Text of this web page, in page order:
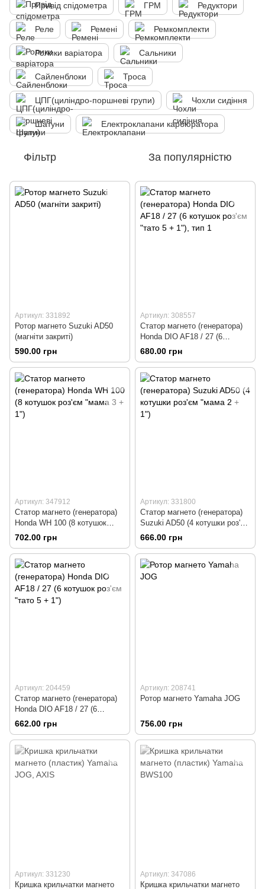
Привід спідометра ГРМ Редуктори
Реле Ремені Ремкомплекти
Ролики варіатора Сальники
Сайленблоки Троса
ЦПГ(циліндро-поршневі групи) Чохли сидіння
Шатуни Електроклапани карбюратора
Фільтр За популярністю
Артикул: 331892
Ротор магнето Suzuki AD50
(магніти закриті)
590.00 грн
Артикул: 308557
Статор магнето (генератора)
Honda DIO AF18 / 27 (6
котушок роз'єм "тато 5 + 1"),
680.00 грн
Артикул: 347912
Статор магнето (генератора)
Honda WH 100 (8 котушок
роз'єм "мама 3 + 1")
702.00 грн
Артикул: 331800
Статор магнето (генератора)
Suzuki AD50 (4 котушки роз'єм
"мама 2 + 1")
666.00 грн
Артикул: 204459
Статор магнето (генератора)
Honda DIO AF18 / 27 (6
котушок роз'єм "тато 5 + 1")
662.00 грн
Артикул: 208741
Ротор магнето Yamaha JOG
756.00 грн
Артикул: 331230
Кришка крильчатки магнето
Артикул: 347086
Кришка крильчатки магнето